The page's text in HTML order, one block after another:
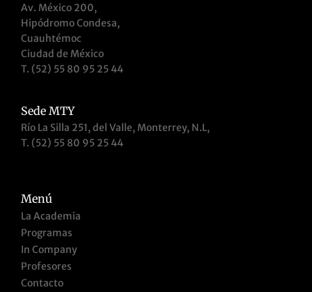
Av. México 200,
Hipódromo Condesa,
Cuauhtémoc
Ciudad de México
T. (52) 55 80 95 25 44
Sede MTY
Río La Silla 251, del Valle, Monterrey, N.L,
T. (52) 55 80 95 25 44
Menú
La Academia
Programas
In Company
Profesores
Contacto